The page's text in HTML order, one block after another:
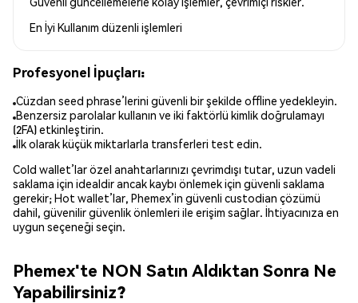
En İyi Kullanım düzenli işlemleri
Profesyonel İpuçları:
Cüzdan seed phrase’lerini güvenli bir şekilde offline yedekleyin.
Benzersiz parolalar kullanın ve iki faktörlü kimlik doğrulamayı
(2FA) etkinleştirin.
İlk olarak küçük miktarlarla transferleri test edin.
Cold wallet’lar özel anahtarlarınızı çevrimdışı tutar, uzun vadeli
saklama için idealdir ancak kaybı önlemek için güvenli saklama
gerekir; Hot wallet’lar, Phemex’in güvenli custodian çözümü
dahil, güvenilir güvenlik önlemleri ile erişim sağlar. İhtiyacınıza en
uygun seçeneği seçin.
Phemex'te NON Satın Aldıktan Sonra Ne
Yapabilirsiniz?